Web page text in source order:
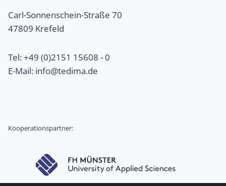
Carl-Sonnenschein-Straße 70
47809 Krefeld
Tel: +49 (0)2151 15608 - 0
E-Mail: info@tedima.de
Kooperationspartner: